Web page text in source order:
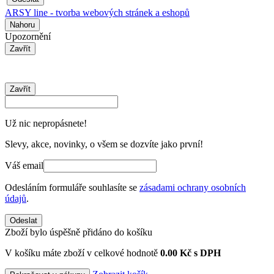
ARSY line - tvorba webových stránek a eshopů
Nahoru
Upozornění
Zavřít
Zavřít
Už nic nepropásnete!
Slevy, akce, novinky, o všem se dozvíte jako první!
Váš email
Odesláním formuláře souhlasíte se zásadami ochrany osobních
údajů.
Odeslat
Zboží bylo úspěšně přidáno do košíku
V košíku máte zboží v celkové hodnotě 0.00 Kč s DPH